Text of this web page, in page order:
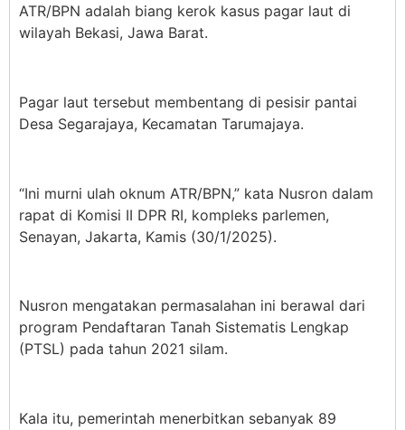
ATR/BPN adalah biang kerok kasus pagar laut di
wilayah Bekasi, Jawa Barat.
Pagar laut tersebut membentang di pesisir pantai
Desa Segarajaya, Kecamatan Tarumajaya.
“Ini murni ulah oknum ATR/BPN,” kata Nusron dalam
rapat di Komisi II DPR RI, kompleks parlemen,
Senayan, Jakarta, Kamis (30/1/2025).
Nusron mengatakan permasalahan ini berawal dari
program Pendaftaran Tanah Sistematis Lengkap
(PTSL) pada tahun 2021 silam.
Kala itu, pemerintah menerbitkan sebanyak 89